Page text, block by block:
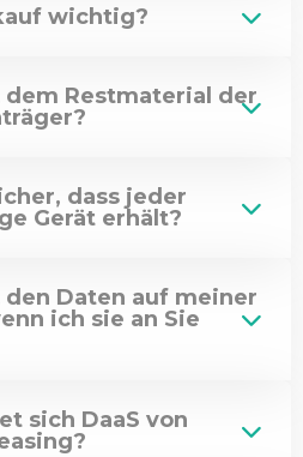
wichtig?
Restmaterial der
dass jeder
Gerät erhält?
Daten auf meiner
ich sie an Sie
sich DaaS von